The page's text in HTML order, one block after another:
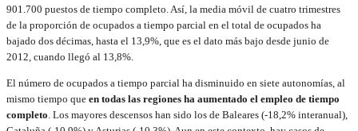
901.700 puestos de tiempo completo. Así, la media móvil de cuatro trimestres
de la proporción de ocupados a tiempo parcial en el total de ocupados ha
bajado dos décimas, hasta el 13,9%, que es el dato más bajo desde junio de
2012, cuando llegó al 13,8%.
El número de ocupados a tiempo parcial ha disminuido en siete autonomías, al
mismo tiempo que en todas las regiones ha aumentado el empleo de tiempo
completo . Los mayores descensos han sido los de Baleares (-18,2% interanual),